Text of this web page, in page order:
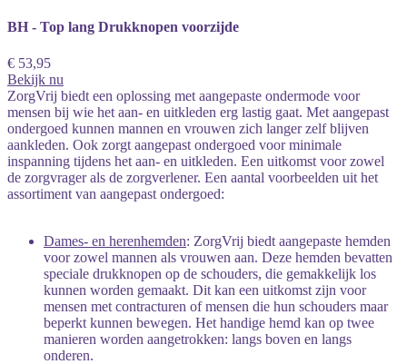
BH - Top lang Drukknopen voorzijde
€ 53,95
Bekijk nu
ZorgVrij biedt een oplossing met aangepaste ondermode voor
mensen bij wie het aan- en uitkleden erg lastig gaat. Met aangepast
ondergoed kunnen mannen en vrouwen zich langer zelf blijven
aankleden. Ook zorgt aangepast ondergoed voor minimale
inspanning tijdens het aan- en uitkleden. Een uitkomst voor zowel
de zorgvrager als de zorgverlener. Een aantal voorbeelden uit het
assortiment van aangepast ondergoed:
Dames- en herenhemden: ZorgVrij biedt aangepaste hemden
voor zowel mannen als vrouwen aan. Deze hemden bevatten
speciale drukknopen op de schouders, die gemakkelijk los
kunnen worden gemaakt. Dit kan een uitkomst zijn voor
mensen met contracturen of mensen die hun schouders maar
beperkt kunnen bewegen. Het handige hemd kan op twee
manieren worden aangetrokken: langs boven en langs
onderen.